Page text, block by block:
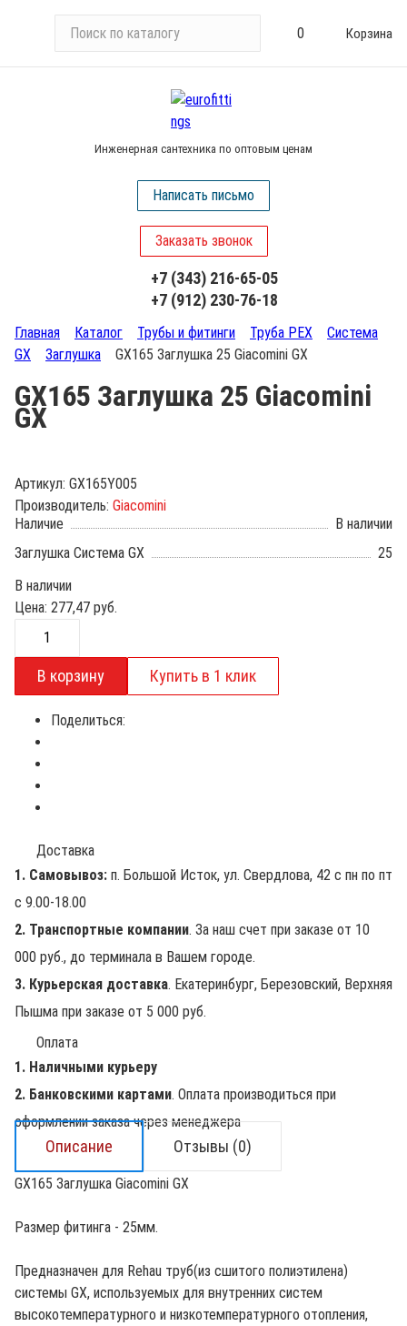
и
у
0 Корзина
Инженерная сантехника по оптовым ценам
Написать письмо
Заказать звонок
+7 (343) 216-65-05
+7 (912) 230-76-18
Главная Каталог Трубы и фитинги Труба PEX
Система
GX
Заглушка GX165 Заглушка 25 Giacomini GX
GX165 Заглушка 25 Giacomini
GX
Артикул: GX165Y005
Производитель: Giacomini
Наличие
В наличии
Заглушка Система GX
25
В наличии
Цена: 277,47 руб.
Поделиться:
Доставка
1. Самовывоз: п. Большой Исток, ул. Свердлова, 42 с пн по пт
с 9.00-18.00
2. Транспортные компании. За наш счет при заказе от 10
000 руб., до терминала в Вашем городе.
3. Курьерская доставка. Екатеринбург, Березовский, Верхняя
Пышма при заказе от 5 000 руб.
Оплата
1. Наличными курьеру
2. Банковскими картами. Оплата производиться при
оформлении заказа через менеджера
Описание Отзывы (0)
GX165 Заглушка Giacomini GX
Размер фитинга - 25мм.
Предназначен для Rehau труб(из сшитого полиэтилена)
системы GX, используемых для внутренних систем
высокотемпературного и низкотемпературного отопления,